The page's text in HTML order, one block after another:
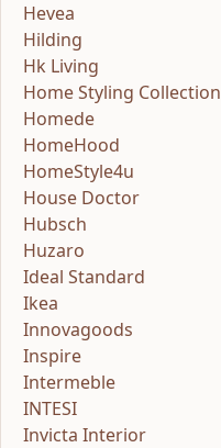
Hevea
Hilding
Hk Living
Home Styling Collection
Homede
HomeHood
HomeStyle4u
House Doctor
Hubsch
Huzaro
Ideal Standard
Ikea
Innovagoods
Inspire
Intermeble
INTESI
Invicta Interior